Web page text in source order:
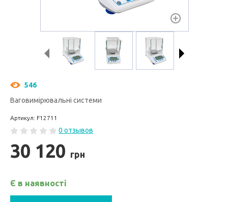
546
Ваговимірювальні системи
Артикул: F12711
0 отзывов
30 120 грн
Є в наявності